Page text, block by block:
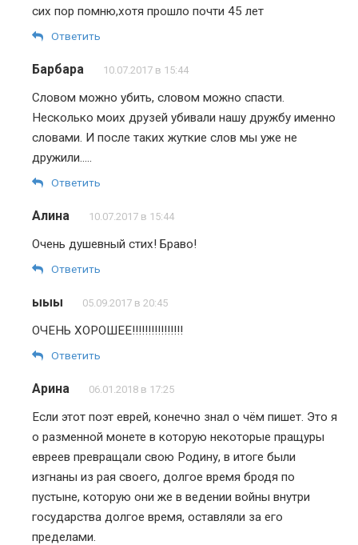
сих пор помню,хотя прошло почти 45 лет
Ответить
Барбара 10.07.2017 в 15:44
Словом можно убить, словом можно спасти.
Несколько моих друзей убивали нашу дружбу именно
словами. И после таких жуткие слов мы уже не
дружили…..
Ответить
Алина 10.07.2017 в 15:44
Очень душевный стих! Браво!
Ответить
ыыы 05.09.2017 в 20:45
ОЧЕНЬ ХОРОШЕЕ!!!!!!!!!!!!!!!!
Ответить
Арина 06.01.2018 в 17:25
Если этот поэт еврей, конечно знал о чём пишет. Это я
о разменной монете в которую некоторые пращуры
евреев превращали свою Родину, в итоге были
изгнаны из рая своего, долгое время бродя по
пустыне, которую они же в ведении войны внутри
государства долгое время, оставляли за его
пределами.